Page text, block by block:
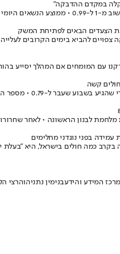
קלה במקדם ההדבקה"
המשק בראשון
הצעדים הבאים לפתיחת המשק
הקרובים לעלייה מחודשת בתחלואה • 3,782
עם המומחים אם המהלך יסייע
קשה
לבנון הראשונה • לאחר שחרורו
בפני נוגדני מחלימים
בקרב כמה חולים בישראל, היא
מרכז המידע והידעבנימין נתניהוהרצי